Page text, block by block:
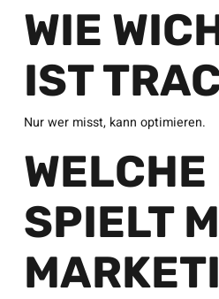
WIE
IST
Nur wer misst, kann optimieren.
SPIELT